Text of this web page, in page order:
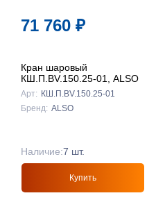
↓
71 760 ₽
Кран шаровый
КШ.П.BV.150.25-01, ALSO
Арт: КШ.П.BV.150.25-01
Бренд: ALSO
Наличие:7 шт.
Купить